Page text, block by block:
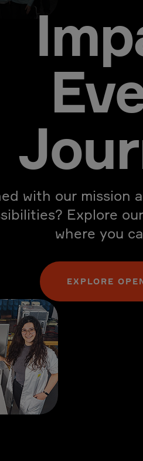
with our mission
Explore
where you
EXPLORE